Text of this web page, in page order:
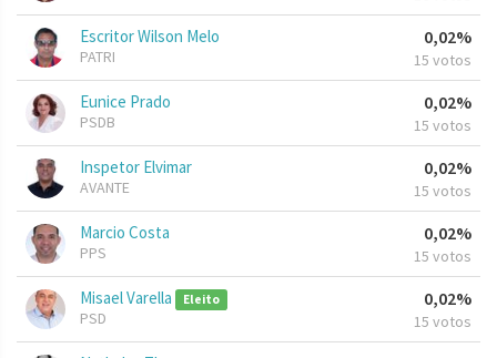
Escritor Wilson Melo
PATRI
0,02%
15 votos
Eunice Prado
PSDB
0,02%
15 votos
Inspetor Elvimar
AVANTE
0,02%
15 votos
Marcio Costa
PPS
0,02%
15 votos
Misael Varella Eleito
PSD
0,02%
15 votos